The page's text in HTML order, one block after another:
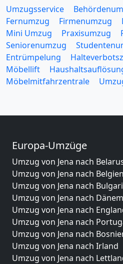
Umzugsservice
Fernumzug
Firmenumzug
Mini Umzug
Praxisumzug
Seniorenumzug
Entrümpelung
Möbellift
Möbelmitfahrzentrale
Europa-Umzüge
Umzug von Jena nach
Umzug von Jena nach Belgien
Umzug von Jena nach
Umzug von Jena nach
Umzug von Jena nach
Umzug von Jena nach
Umzug von Jena nach
Umzug von Jena nach Irland
Umzug von Jena nach